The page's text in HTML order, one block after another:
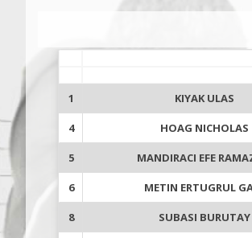
1 KIYAK ULAS
4 HOAG NICHOLAS
5 MANDIRACI EFE
6 METIN ERTUGRUL
8 SUBASI BURUTAY